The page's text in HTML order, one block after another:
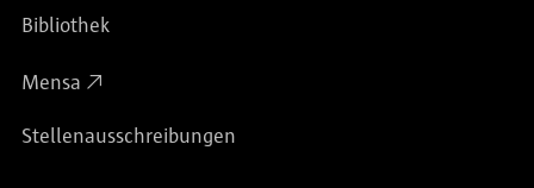
Bibliothek
Mensa
Stellenausschreibungen